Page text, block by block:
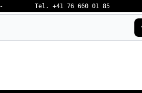
Tel. +41 76 660 01 85